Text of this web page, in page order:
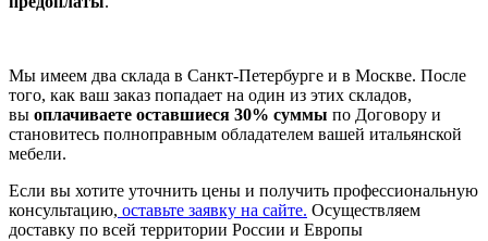
Мы имеем два склада в Санкт-Петербурге и в Москве. После
того, как ваш заказ попадает на один из этих складов,
вы оплачиваете оставшиеся 30% суммы по Договору и
становитесь полноправным обладателем вашей итальянской
мебели.
Если вы хотите уточнить цены и получить профессиональную
консультацию, оставьте заявку на сайте. Осуществляем
доставку по всей территории России и Европы